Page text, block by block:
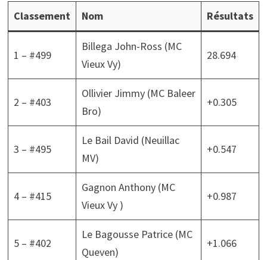
Classement Nom Résultats
1 – #499
Billega John-Ross (MC
Vieux Vy)
28.694
2 – #403
Ollivier Jimmy (MC Baleer
Bro)
+0.305
3 – #495
Le Bail David (Neuillac
MV)
+0.547
4 – #415
Gagnon Anthony (MC
Vieux Vy )
+0.987
5 – #402
Le Bagousse Patrice (MC
Queven)
+1.066